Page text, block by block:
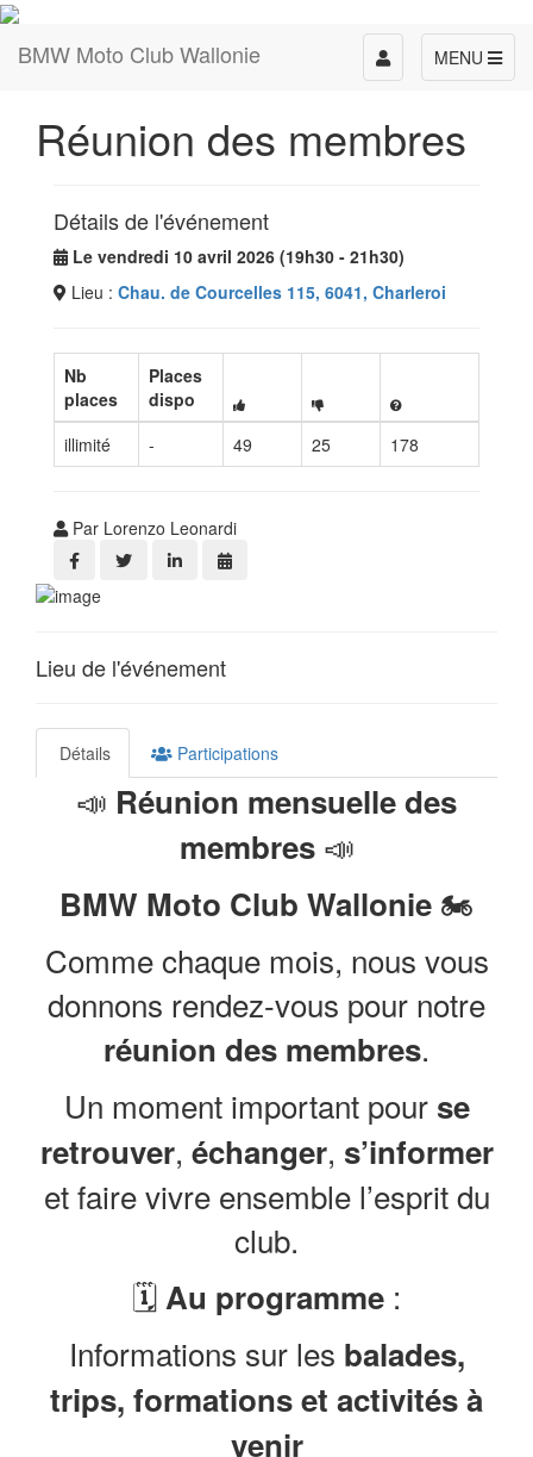
BMW Moto Club Wallonie MENU
Toggle
navigation
Réunion des membres
Détails de l'événement
Le vendredi 10 avril 2026 (19h30 - 21h30)
Lieu : Chau. de Courcelles 115, 6041, Charleroi
Nb
places
Places
dispo
illimité
- 49 25 178
Par Lorenzo Leonardi
Lieu de l'événement
Détails Participations
📣 Réunion mensuelle des
membres 📣
BMW Moto Club Wallonie 🏍️
Comme chaque mois, nous vous
donnons rendez-vous pour notre
réunion des membres.
Un moment important pour se
retrouver, échanger, s’informer
et faire vivre ensemble l’esprit du
club.
🗓️Au programme :
Informations sur les balades,
trips, formations et activités à
venir